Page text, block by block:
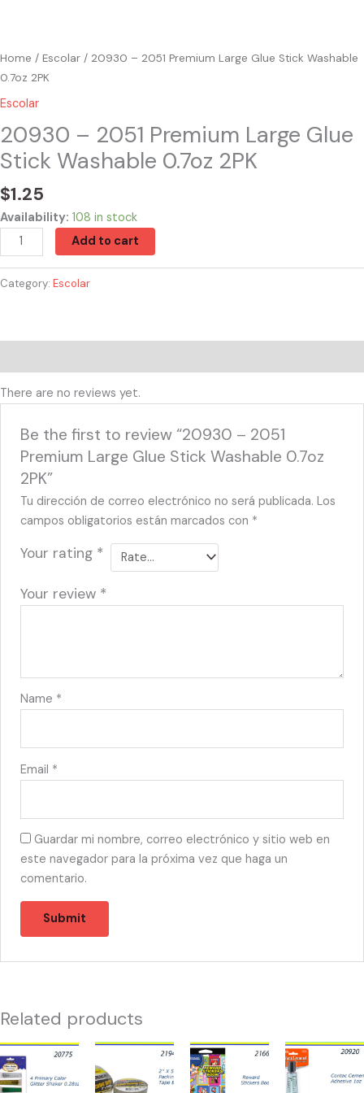
Home / Escolar / 20930 – 2051 Premium Large Glue Stick Washable
0.7oz 2PK
Escolar
20930 – 2051 Premium Large Glue
Stick Washable 0.7oz 2PK
$1.25
Availability: 108 in stock
Add to cart
Category: Escolar
There are no reviews yet.
Be the first to review “20930 – 2051
Premium Large Glue Stick Washable 0.7oz
2PK”
Tu dirección de correo electrónico no será publicada. Los
campos obligatorios están marcados con *
Your rating *
Your review *
Name *
Email *
Guardar mi nombre, correo electrónico y sitio web en
este navegador para la próxima vez que haga un
comentario.
Related products
20775
-
4
21943
-
TAPE
21660
-
LIBRO
20920
-
CONTACT